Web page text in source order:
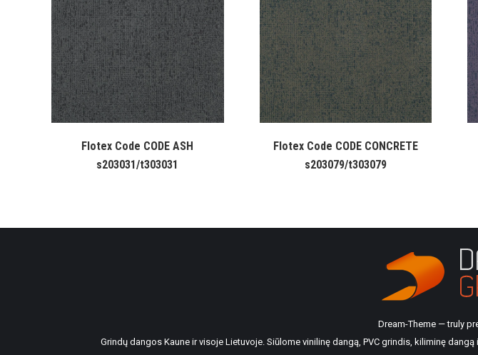
Flotex Code CODE ASH
s203031/t303031
Flotex Code CODE CONCRETE
s203079/t303079
Dream-Theme — truly
Grindų dangos Kaune ir visoje Lietuvoje. Siūlome vinilinę dangą, PVC grindis, kiliminę